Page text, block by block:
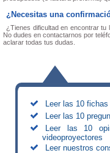
¿Necesitas una
¿Tienes dificultad en encontrar
No dudes en contactarnos por
aclarar todas tus dudas.
Leer las 10
Leer las 10
Leer las 10
videoproyectores
Leer nuestros